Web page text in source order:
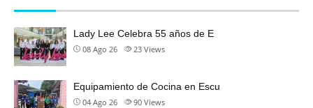
Lady Lee Celebra 55 años de E
08 Ago 26 23 Views
Equipamiento de Cocina en Escu
04 Ago 26 90 Views